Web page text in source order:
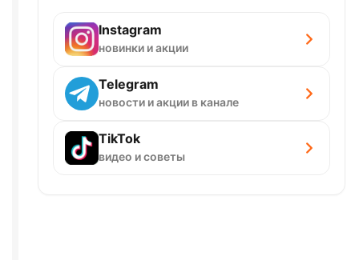
Instagram
новинки и акции
Telegram
новости и акции в канале
TikTok
видео и советы